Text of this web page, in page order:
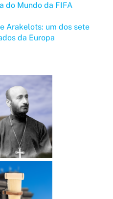
do Mundo da FIFA
Arakelots: um dos sete
da Europa